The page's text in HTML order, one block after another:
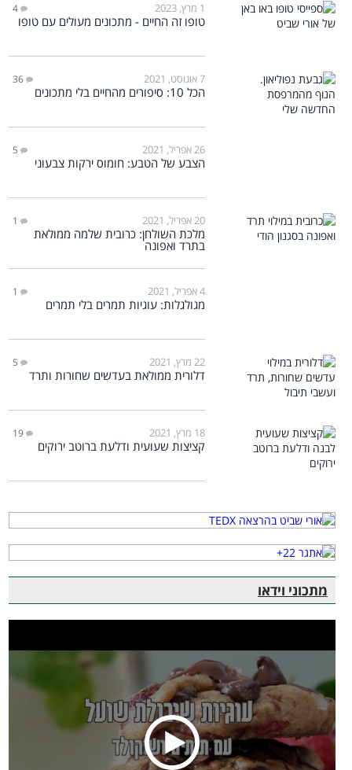
1 מרץ, 2023 4
טופו זה החיים - מתכונים מעולים עם טופו
7 אוגוסט, 2021 36
הכל 10: סיפורים מהחיים בלי מתכונים
26 אפריל, 2021 5
הצבע של הטבע: חומוס ירקות צבעוני
20 אפריל, 2021 1
מלכת השולחן: כרובית שלמה ממולאת
בתרד ואפונה
4 אפריל, 2021 1
מגולגלות: עוגיות תמרים בלי תמרים
22 מרץ, 2021 5
דלורית ממולאת בעדשים שחורות ותרד
18 מרץ, 2021 19
קציצות שעועית ודלעת ברוטב ירוקים
מתכוני וידאו